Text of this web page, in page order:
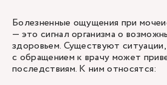
Болезненные ощущения при
— это сигнал организма о
здоровьем. Существуют
с обращением к врачу может
последствиям. К ним относятся: